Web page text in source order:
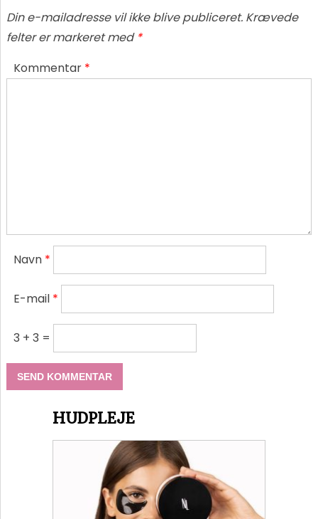
Din e-mailadresse vil ikke blive publiceret. Krævede
felter er markeret med *
Kommentar *
Navn *
E-mail *
3 + 3 =
HUDPLEJE